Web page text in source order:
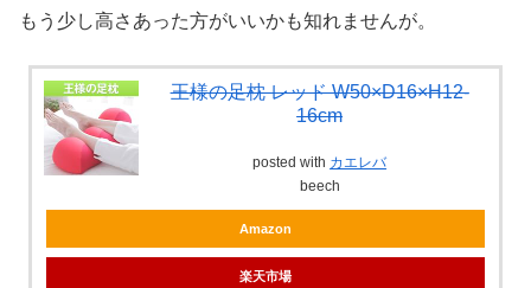
もう少し高さあった方がいいかも知れませんが。
王様の足枕 レッド W50×D16×H12-
16cm
posted with カエレバ
beech
Amazon
楽天市場